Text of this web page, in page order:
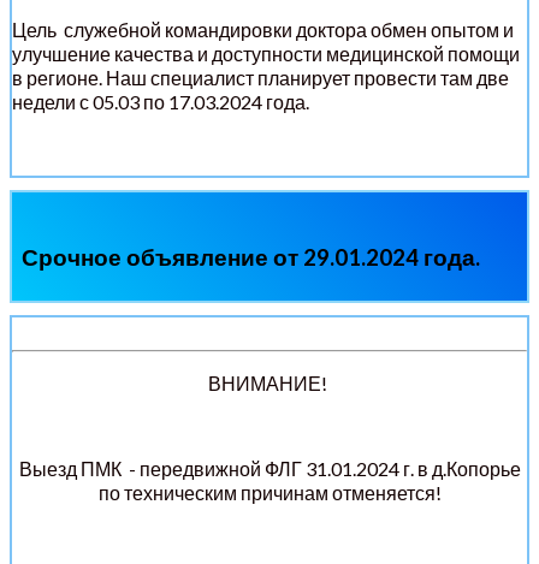
Цель служебной командировки доктора обмен опытом и
улучшение качества и доступности медицинской помощи
в регионе. Наш специалист планирует провести там две
недели с 05.03 по 17.03.2024 года.
Срочное объявление от 29.01.2024 года.
ВНИМАНИЕ!
Выезд ПМК - передвижной ФЛГ 31.01.2024 г. в д.Копорье
по техническим причинам отменяется!